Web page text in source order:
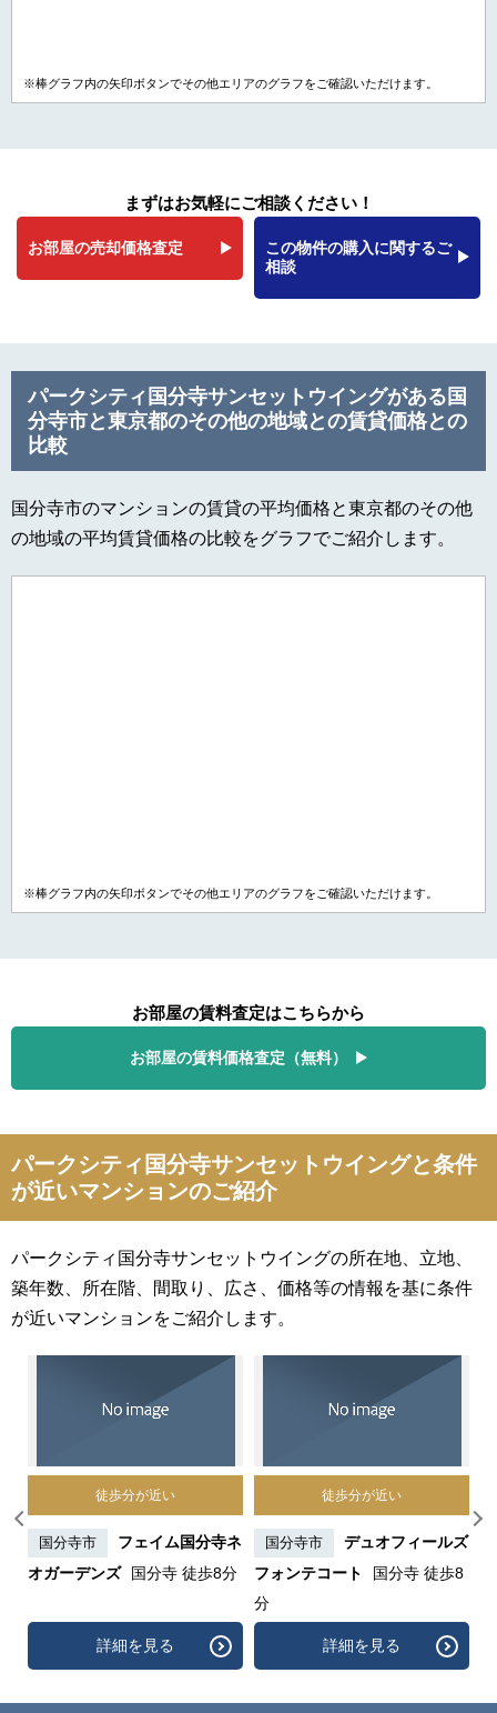
※棒グラフ内の矢印ボタンでその他エリアのグラフをご確認いただけます。
まずはお気軽にご相談ください！
お部屋の売却価格査定
この物件の購入に関するご
相談
パークシティ国分寺サンセットウイングがある国
分寺市と東京都のその他の地域との賃貸価格との
比較
国分寺市のマンションの賃貸の平均価格と東京都のその他
の地域の平均賃貸価格の比較をグラフでご紹介します。
※棒グラフ内の矢印ボタンでその他エリアのグラフをご確認いただけます。
お部屋の賃料査定はこちらから
お部屋の賃料価格査定（無料）
パークシティ国分寺サンセットウイングと条件
が近いマンションのご紹介
パークシティ国分寺サンセットウイングの所在地、立地、
築年数、所在階、間取り、広さ、価格等の情報を基に条件
が近いマンションをご紹介します。
徒歩分が近い
国分寺市
フェイム国分寺ネ
オガーデンズ 国分寺 徒歩8分
詳細を見る
徒歩分が近い
国分寺市
デュオフィールズ
フォンテコート
国分寺 徒歩8
分
詳細を見る